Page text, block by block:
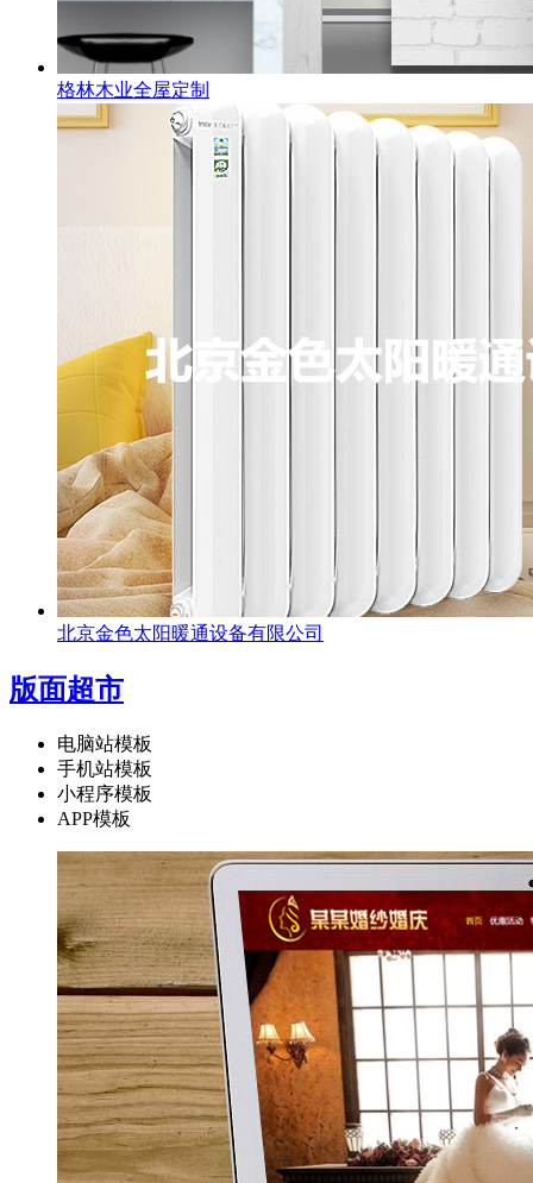
格林木业全屋定制
北京金色太阳暖通设备有限公司
版面超市
电脑站模板
手机站模板
小程序模板
APP模板